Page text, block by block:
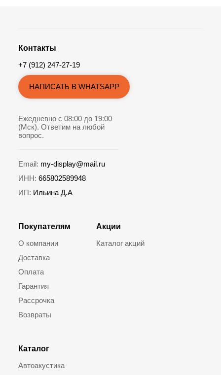
Покупателям
О компании
Доставка
Оплата
Гарантия
Рассрочка
Возвраты
Каталог
Автоакустика
Акции
Каталог акций
Контакты
+7 (912) 247-27-19
НАПИСАТЬ В WHATSAPP
Ежедневно с 08:00 до 19:00
(Мск). Ответим на любой
вопрос.
Email: my-display@mail.ru
ИНН: 665802589948
ИП: Ильина Д.А